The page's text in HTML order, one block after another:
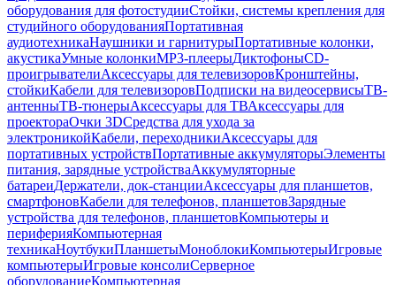
оборудования для фотостудииСтойки, системы крепления для
студийного оборудованияПортативная
аудиотехникаНаушники и гарнитурыПортативные колонки,
акустикаУмные колонкиMP3-плеерыДиктофоныCD-
проигрывателиАксессуары для телевизоровКронштейны,
стойкиКабели для телевизоровПодписки на видеосервисыТВ-
антенныТВ-тюнерыАксессуары для ТВАксессуары для
проектораОчки 3DСредства для ухода за
электроникойКабели, переходникиАксессуары для
портативных устройствПортативные аккумуляторыЭлементы
питания, зарядные устройстваАккумуляторные
батареиДержатели, док-станцииАксессуары для планшетов,
смартфоновКабели для телефонов, планшетовЗарядные
устройства для телефонов, планшетовКомпьютеры и
периферияКомпьютерная
техникаНоутбукиПланшетыМоноблокиКомпьютерыИгровые
компьютерыИгровые консолиСерверное
оборудованиеКомпьютерная